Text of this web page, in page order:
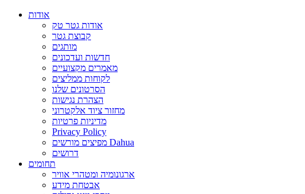
אודות
אודות גטר טק
קבוצת גטר
מותגים
חדשות ועדכונים
מאמרים מקצועיים
לקוחות ממליצים
הסרטונים שלנו
הצהרת נגישות
מחזור ציוד אלקטרוני
מדיניות פרטיות
Privacy Policy
מפיצים מורשים Dahua
דרושים
תחומים
ארגונומיה ומטהרי אוויר
אבטחת מידע